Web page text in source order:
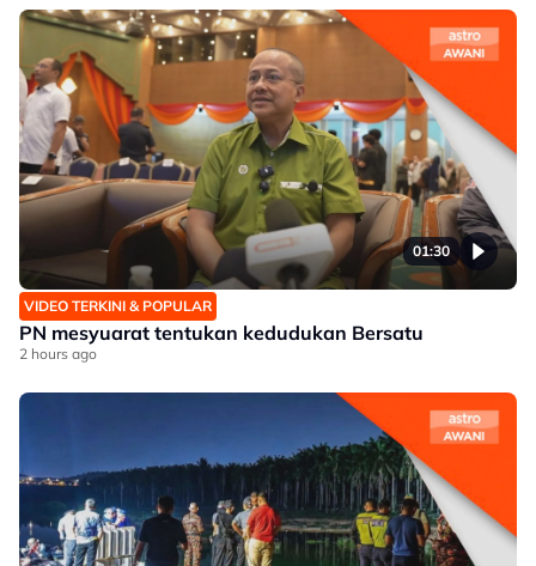
01:30
VIDEO TERKINI & POPULAR
PN mesyuarat tentukan kedudukan Bersatu
2 hours ago